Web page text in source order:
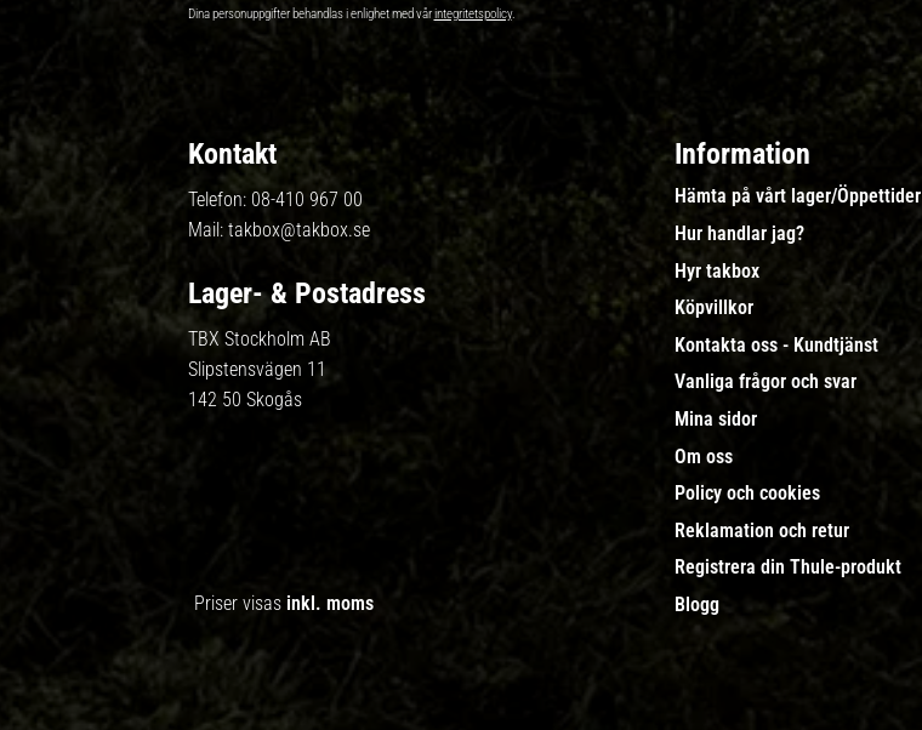
Dina personuppgifter behandlas i enlighet med vårintegritetspolicy.
Kontakt
Telefon: 08-410 967 00
Mail: takbox@takbox.se
Lager- & Postadress
TBX Stockholm AB
Slipstensvägen 11
142 50 Skogås
Information
Hämta på vårt lager/Öppettider
Hur handlar jag?
Hyr takbox
Köpvillkor
Kontakta oss - Kundtjänst
Vanliga frågor och svar
Mina sidor
Om oss
Policy och cookies
Reklamation och retur
Registrera din Thule-produkt
Blogg
Priser visas inkl. moms